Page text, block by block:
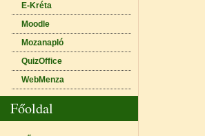
E-Kréta
Moodle
Mozanapló
QuizOffice
WebMenza
Főoldal